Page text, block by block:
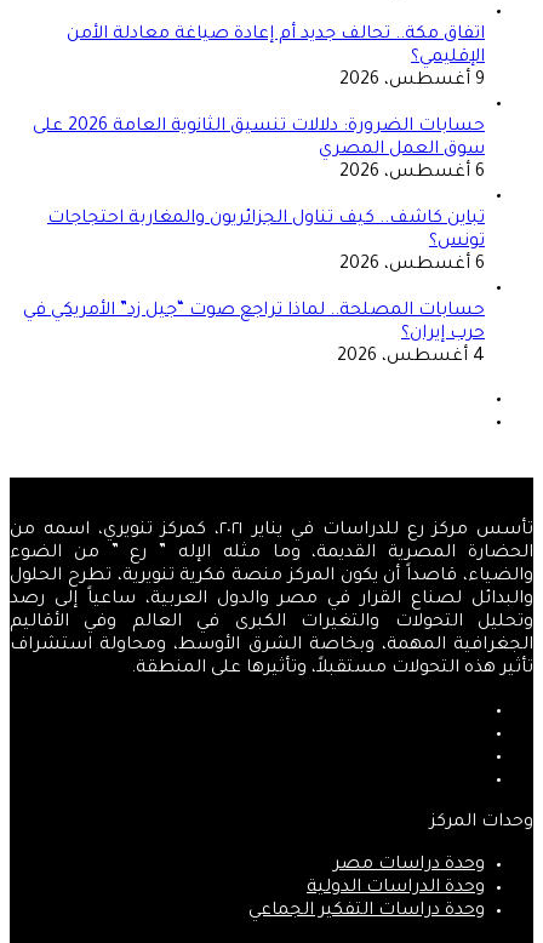
اتفاق مكة.. تحالف جديد أم إعادة صياغة معادلة الأمن
الإقليمي؟
9 أغسطس، 2026
حسابات الضرورة: دلالات تنسيق الثانوية العامة 2026 على
سوق العمل المصري
6 أغسطس، 2026
تباين كاشف.. كيف تناول الجزائريون والمغاربة احتجاجات
تونس؟
6 أغسطس، 2026
حسابات المصلحة.. لماذا تراجع صوت “جيل زد” الأمريكي في
حرب إيران؟
4 أغسطس، 2026
تأسس مركز رع للدراسات في يناير ٢٠٢١، كمركز تنويري، اسمه من
الحضارة المصرية القديمة، وما مثله الإله ” رع ” من الضوء
والضياء، قاصداً أن يكون المركز منصة فكرية تنويرية، تطرح الحلول
والبدائل لصناع القرار في مصر والدول العربية، ساعياً إلى رصد
وتحليل التحولات والتغيرات الكبرى في العالم وفي الأقاليم
الجغرافية المهمة، وبخاصة الشرق الأوسط، ومحاولة استشراف
تأثير هذه التحولات مستقبلاً، وتأثيرها على المنطقة.
وحدات المركز
وحدة دراسات مصر
وحدة الدراسات الدولية
وحدة دراسات التفكير الجماعي